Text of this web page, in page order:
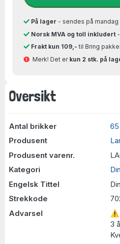
Oversikt
Antal brikker
Produsent
Produsent varenr.
Kategori
Engelsk Tittel
Strekkode
Advarsel
⚠
3
På lager - sendes på mandag
Norsk MVA og toll inkludert-
Frakt kun 109,- til Bring
Merk! Det er kun 2 stk. på